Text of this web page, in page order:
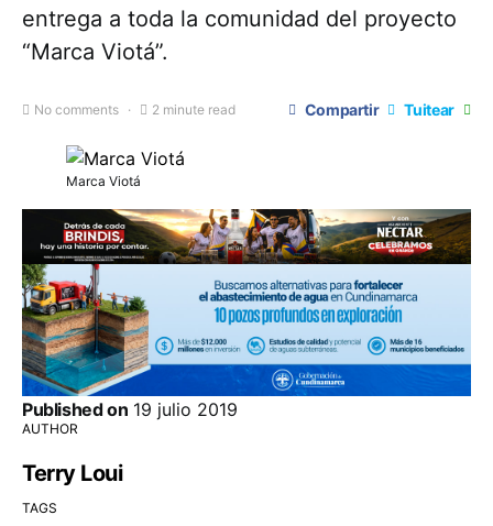
entrega a toda la comunidad del proyecto
“Marca Viotá”.
No comments 2 minute read Compartir Tuitear
Marca Viotá
Published on 19 julio 2019
AUTHOR
Terry Loui
TAGS